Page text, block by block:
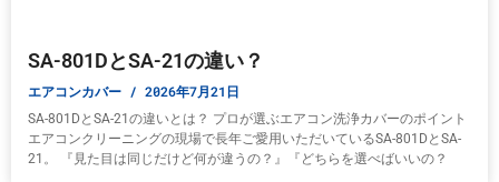
SA-801DとSA-21の違い？
エアコンカバー 2026年7月21日
SA-801DとSA-21の違いとは？ プロが選ぶエアコン洗浄カバーのポイント
エアコンクリーニングの現場で長年ご愛用いただいているSA-801DとSA-
21。 『見た目は同じだけど何が違うの？』『どちらを選べばいいの？